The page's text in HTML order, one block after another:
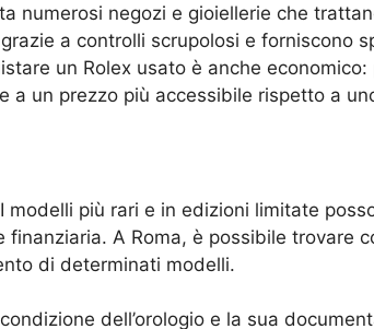
numerosi negozi e gioiellerie che
a controlli scrupolosi e forniscono
un Rolex usato è anche
a un prezzo più accessibile rispetto a
più rari e in edizioni limitate
A Roma, è possibile trovare
di determinati modelli.
dell’orologio e la sua